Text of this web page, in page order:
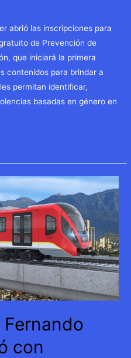
abrió las inscripciones para
de Prevención de
que iniciará la primera
contenidos para brindar a
permitan identificar,
basadas en género en
con